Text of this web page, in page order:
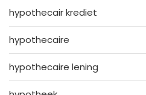
hypothecair krediet
hypothecaire
hypothecaire lening